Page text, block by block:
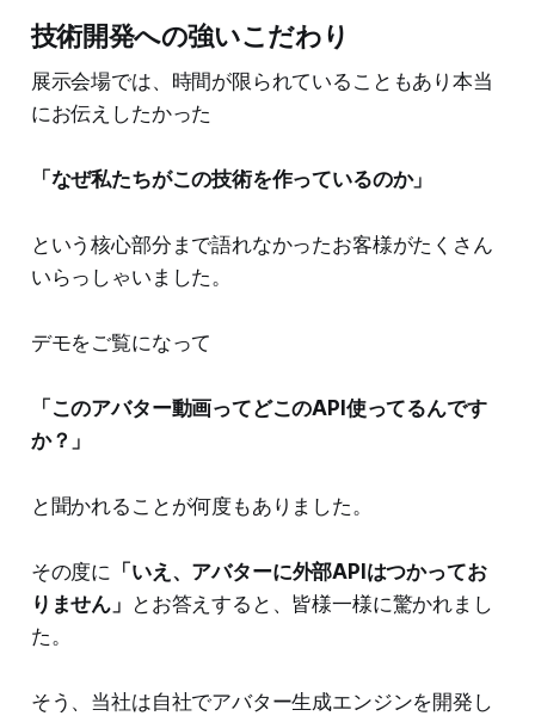
技術開発への強いこだわり
展示会場では、時間が限られていることもあり本当
にお伝えしたかった
「なぜ私たちがこの技術を作っているのか」
という核心部分まで語れなかったお客様がたくさん
いらっしゃいました。
デモをご覧になって
「このアバター動画ってどこのAPI使ってるんです
か？」
と聞かれることが何度もありました。
その度に 「いえ、アバターに外部APIはつかってお
りません」 とお答えすると、皆様一様に驚かれまし
た。
そう、当社は自社でアバター生成エンジンを開発し